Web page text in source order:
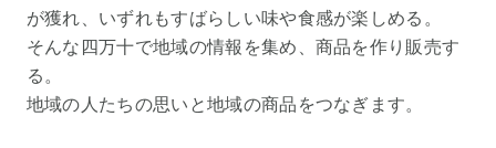
が獲れ、いずれもすばらしい味や食感が楽しめる。
そんな四万十で地域の情報を集め、商品を作り販売す
る。
地域の人たちの思いと地域の商品をつなぎます。